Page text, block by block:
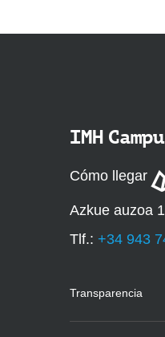
IMH
Cómo llegar
Azkue auzoa
Tlf.: +34 943
Transparencia